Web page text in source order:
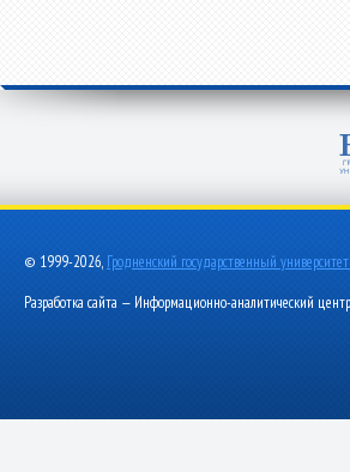
© 1999-2026, Гродненский государственный
Разработка сайта — Информационно-аналитический центр